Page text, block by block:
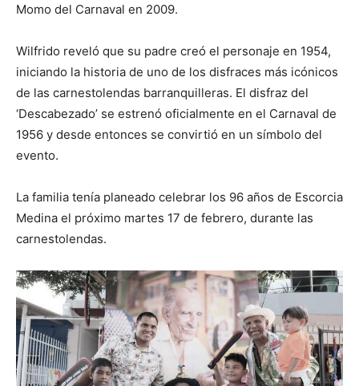
Momo del Carnaval en 2009.
Wilfrido reveló que su padre creó el personaje en 1954,
iniciando la historia de uno de los disfraces más icónicos
de las carnestolendas barranquilleras. El disfraz del
‘Descabezado’ se estrenó oficialmente en el Carnaval de
1956 y desde entonces se convirtió en un símbolo del
evento.
La familia tenía planeado celebrar los 96 años de Escorcia
Medina el próximo martes 17 de febrero, durante las
carnestolendas.